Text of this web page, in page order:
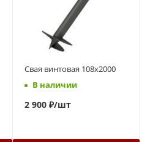
Свая винтовая 108x2000
В наличии
2 900 ₽/шт